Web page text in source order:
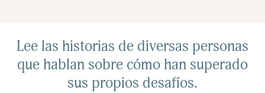
Lee las historias de diversas personas
que hablan sobre cómo han superado
sus propios desafíos.